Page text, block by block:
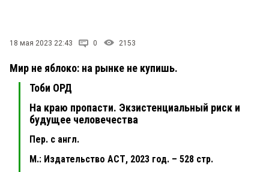
18 мая 2023 22:43 0 2153
Мир не яблоко: на рынке не купишь.
Тоби ОРД
На краю пропасти. Экзистенциальный риск и
будущее человечества
Пер. с англ.
М.: Издательство АСТ, 2023 год. – 528 стр.